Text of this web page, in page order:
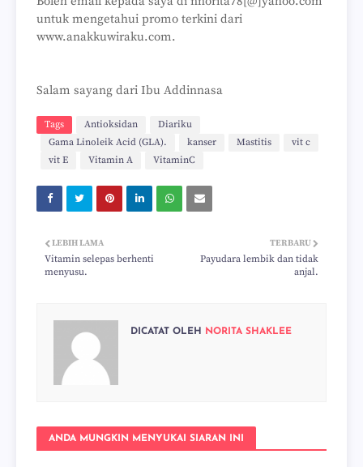
untuk mengetahui promo terkini dari
www.anakkuwiraku.com.
Salam sayang dari Ibu Addinnasa
Tags Antioksidan
Diariku
Gama Linoleik Acid (GLA).
kanser Mastitis
vit c
vit E
Vitamin A VitaminC
TERBARU
Payudara lembik dan tidak
anjal.
LEBIH LAMA
Vitamin selepas berhenti
menyusu.
DICATAT OLEH NORITA SHAKLEE
ANDA MUNGKIN MENYUKAI SIARAN INI